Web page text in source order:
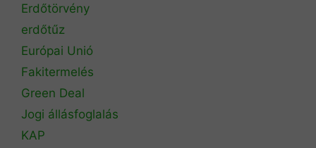
Erdőtörvény
erdőtűz
Európai Unió
Fakitermelés
Green Deal
Jogi állásfoglalás
KAP